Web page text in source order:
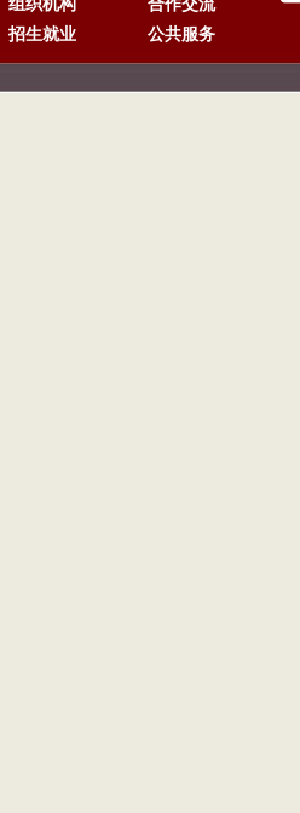
组织机构
合作交流
招生就业
公共服务